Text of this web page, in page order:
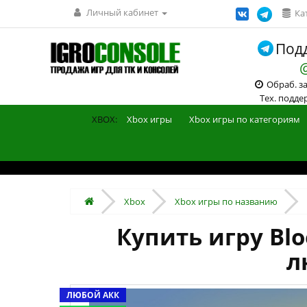
Личный кабинет
Обраб.
Тех.
XBOX:
Xbox игры Xbox игры по категориям
Xbox Xbox игры по названию
Купить игру
ЛЮБОЙ АКК